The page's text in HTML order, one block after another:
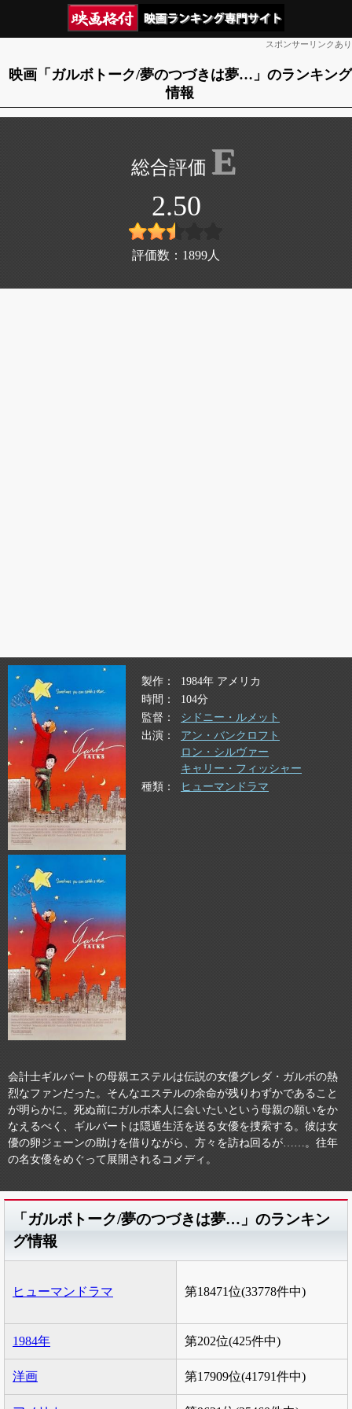
スポンサーリンクあり
映画「ガルボトーク/夢のつづきは夢…」のランキング
情報
E
2.50
評価数： 1899 人
製作
1984年 アメリカ
時間
104分
監督
シドニー・ルメット
出演
アン・バンクロフト
ロン・シルヴァー
キャリー・フィッシャー
種類
ヒューマンドラマ
会計士ギルバートの母親エステルは伝説の女優グレダ・ガルボの熱
烈なファンだった。そんなエステルの余命が残りわずかであること
が明らかに。死ぬ前にガルボ本人に会いたいという母親の願いをか
なえるべく、ギルバートは隠遁生活を送る女優を捜索する。彼は女
優の卵ジェーンの助けを借りながら、方々を訪ね回るが……。往年
の名女優をめぐって展開されるコメディ。
「ガルボトーク/夢のつづきは夢…」のランキン
グ情報
ヒューマンドラマ 第18471位(33778件中)
1984年 第202位(425件中)
洋画 第17909位(41791件中)